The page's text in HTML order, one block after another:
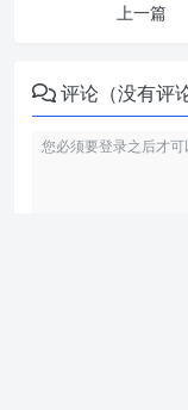
上一篇
评论（没有评